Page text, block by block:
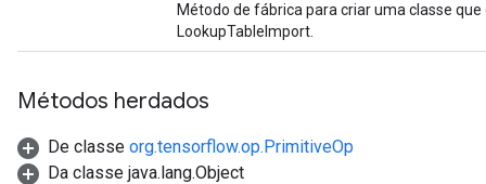
Método de fábrica para criar uma classe
LookupTableImport.
Métodos herdados
De classe org.tensorflow.op.PrimitiveOp
Da classe java.lang.Object